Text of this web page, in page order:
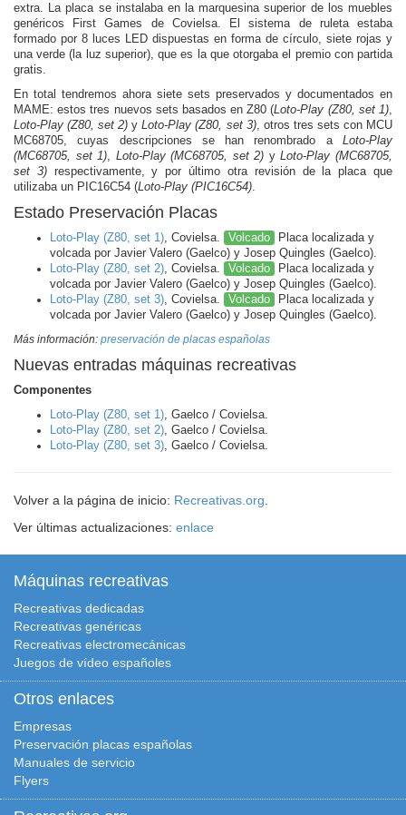
extra. La placa se instalaba en la marquesina superior de los muebles
genéricos First Games de Covielsa. El sistema de ruleta estaba
formado por 8 luces LED dispuestas en forma de círculo, siete rojas y
una verde (la luz superior), que es la que otorgaba el premio con partida
gratis.
En total tendremos ahora siete sets preservados y documentados en
MAME: estos tres nuevos sets basados en Z80 (Loto-Play (Z80, set 1),
Loto-Play (Z80, set 2) yLoto-Play (Z80, set 3), otros tres sets con MCU
MC68705, cuyas descripciones se han renombrado a Loto-Play
(MC68705, set 1), Loto-Play (MC68705, set 2) yLoto-Play (MC68705,
set 3)respectivamente, y por último otra revisión de la placa que
utilizaba un PIC16C54 (Loto-Play (PIC16C54).
Estado Preservación Placas
Loto-Play (Z80, set 1), Covielsa. Volcado
Placa localizada y
volcada por Javier Valero (Gaelco) y Josep Quingles (Gaelco).
Loto-Play (Z80, set 2), Covielsa. Volcado
Placa localizada y
volcada por Javier Valero (Gaelco) y Josep Quingles (Gaelco).
Loto-Play (Z80, set 3), Covielsa. Volcado
Placa localizada y
volcada por Javier Valero (Gaelco) y Josep Quingles (Gaelco).
Más información: preservación de placas españolas
Nuevas entradas máquinas recreativas
Componentes
Loto-Play (Z80, set 1), Gaelco / Covielsa.
Loto-Play (Z80, set 2), Gaelco / Covielsa.
Loto-Play (Z80, set 3), Gaelco / Covielsa.
Volver a la página de inicio: Recreativas.org
Ver últimas actualizaciones: enlace
Máquinas recreativas
Recreativas dedicadas
Recreativas genéricas
Recreativas electromecánicas
Juegos de vídeo españoles
Otros enlaces
Empresas
Preservación placas españolas
Manuales de servicio
Flyers